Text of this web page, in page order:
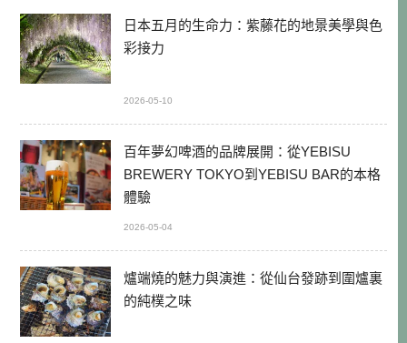
日本五月的生命力：紫藤花的地景美學與色
彩接力
2026-05-10
百年夢幻啤酒的品牌展開：從YEBISU
BREWERY TOKYO到YEBISU BAR的本格
體驗
2026-05-04
爐端燒的魅力與演進：從仙台發跡到圍爐裏
的純樸之味